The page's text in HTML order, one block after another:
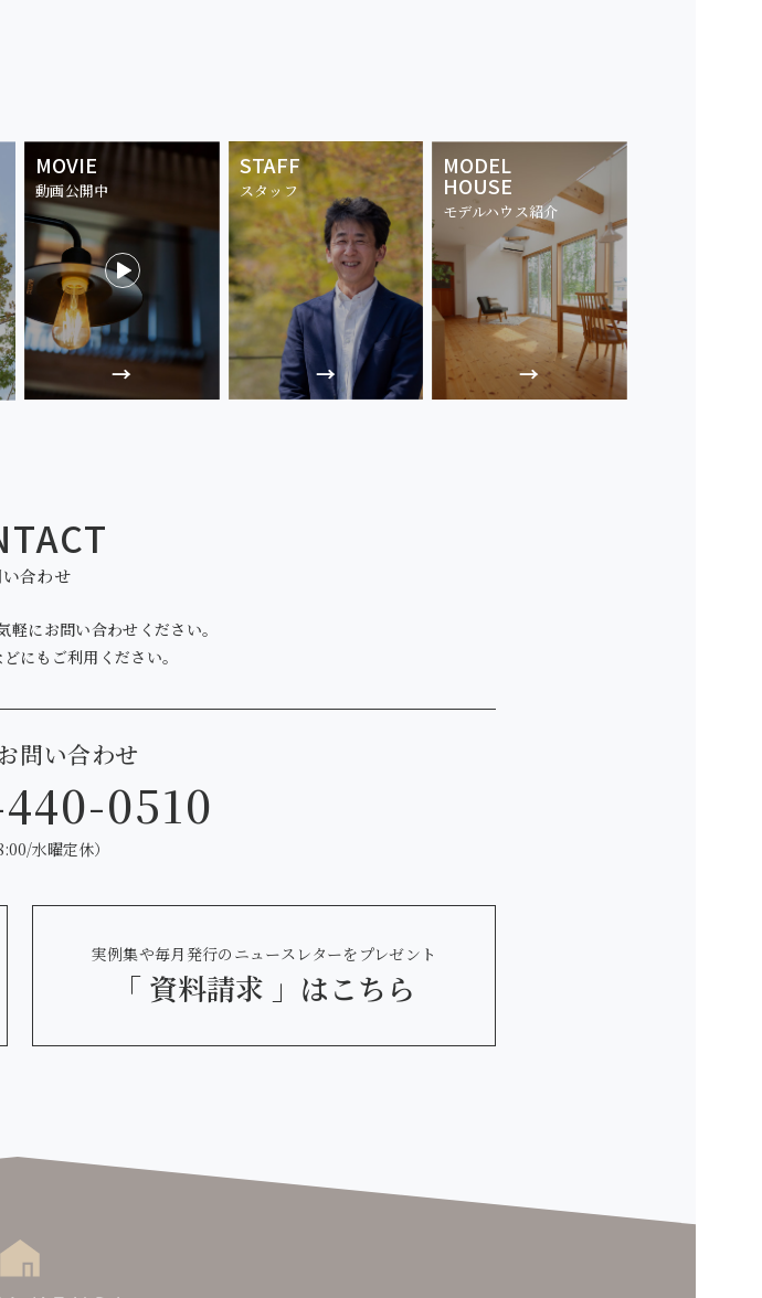
MOVIE
動画公開中
STAFF
スタッフ
MODEL
HOUSE
モデルハウス紹介
合わせ
軽にお問い合わせください。
にも ご利用ください。
問い合わせ
0510
水曜定休）
実例集や毎月発行のニュースレターをプレゼント
「 資料請求 」 はこちら